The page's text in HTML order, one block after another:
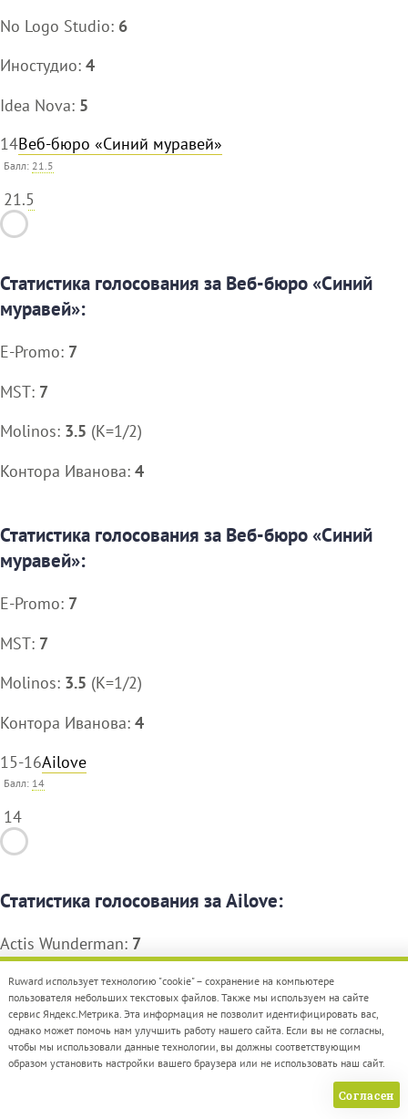
No Logo Studio: 6
Иностудио: 4
Idea Nova: 5
14Веб-бюро «Синий муравей»
Балл: 21.5
21.5
Статистика голосования за Веб-бюро «Синий
муравей»:
E-Promo: 7
MST: 7
Molinos: 3.5 (K=1/2)
Контора Иванова: 4
Статистика голосования за Веб-бюро «Синий
муравей»:
E-Promo: 7
MST: 7
Molinos: 3.5 (K=1/2)
Контора Иванова: 4
15-16Ailove
Балл: 14
14
Статистика голосования за Ailove:
Actis Wunderman: 7
Catzwolf:7
Статистика голосования за Ailove:
Ruward использует технологию "cookie" – сохранение на компьютере
пользователя небольших текстовых файлов. Также мы используем на сайте
сервис Яндекс.Метрика. Эта информация не позволит идентифицировать вас,
однако может помочь нам улучшить работу нашего сайта. Если вы не согласны,
чтобы мы использовали данные технологии, вы должны соответствующим
образом установить настройки вашего браузера или не использовать наш сайт.
Согласен